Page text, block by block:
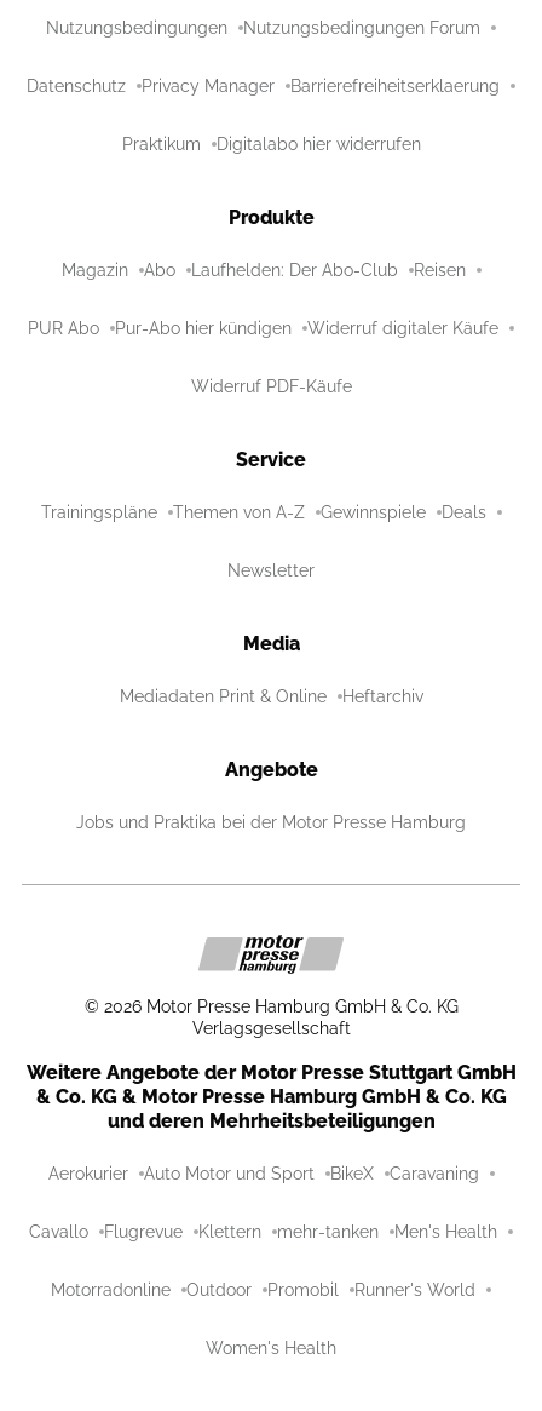
Nutzungsbedingungen Nutzungsbedingungen Forum
Datenschutz Privacy Manager Barrierefreiheitserklaerung
Praktikum Digitalabo hier widerrufen
Produkte
Magazin Abo Laufhelden: Der Abo-Club Reisen
PUR Abo Pur-Abo hier kündigen Widerruf digitaler Käufe
Widerruf PDF-Käufe
Service
Trainingspläne Themen von A-Z Gewinnspiele Deals
Newsletter
Media
Mediadaten Print & Online Heftarchiv
Angebote
Jobs und Praktika bei der Motor Presse Hamburg
© 2026 Motor Presse Hamburg GmbH & Co. KG
Verlagsgesellschaft
Weitere Angebote der Motor Presse Stuttgart GmbH
& Co. KG & Motor Presse Hamburg GmbH & Co. KG
und deren Mehrheitsbeteiligungen
Aerokurier Auto Motor und Sport BikeX Caravaning
Cavallo Flugrevue Klettern mehr-tanken Men's Health
Motorradonline Outdoor Promobil Runner's World
Women's Health